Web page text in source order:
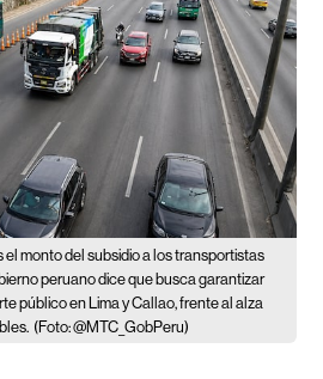
monto del subsidio a los transportistas
peruano dice que busca garantizar
público en Lima y Callao, frente al alza
(Foto: @MTC_GobPeru)